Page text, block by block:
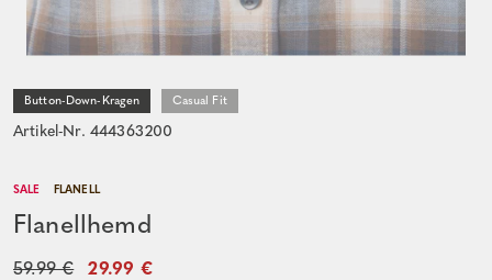
Button-Down-Kragen Casual Fit
Artikel-Nr. 444363200
SALE FLANELL
Flanellhemd
59.99 € 29.99 €